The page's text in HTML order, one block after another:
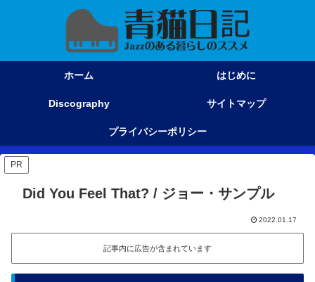
ホーム はじめに
Discography サイトマップ
プライバシーポリシー
PR
Did You Feel That? / ジョー・サンプル
2022.01.17
記事内に広告が含まれています